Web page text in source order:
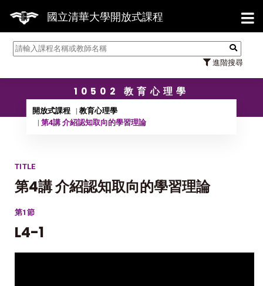
國立清華大學開放式課程
進階搜尋
【7/31】114學年度第2
10502 教育心理學
開放式課程
教育心理學
第4講 介紹認知取向的學習理論
TITLE
第4講 介紹認知取向的學習理論
第1節
L4-1